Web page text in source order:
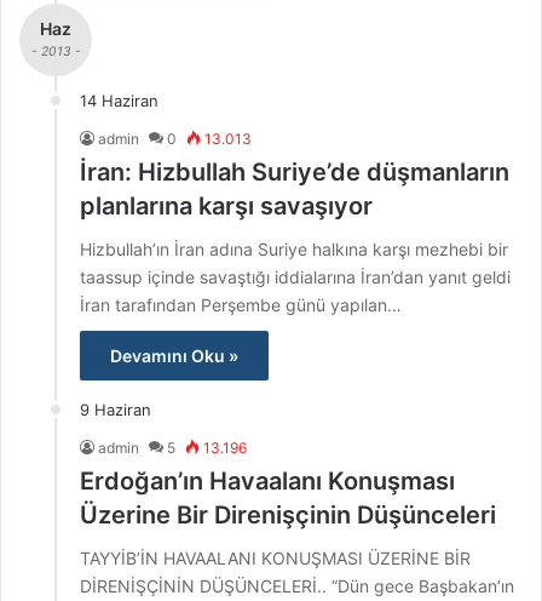
Haz
- 2013 -
14 Haziran
admin 0 13.013
İran: Hizbullah Suriye’de düşmanların
planlarına karşı savaşıyor
Hizbullah’ın İran adına Suriye halkına karşı mezhebi bir
taassup içinde savaştığı iddialarına İran’dan yanıt geldi
İran tarafından Perşembe günü yapılan…
Devamını Oku »
9 Haziran
admin 5 13.196
Erdoğan’ın Havaalanı Konuşması
Üzerine Bir Direnişçinin Düşünceleri
TAYYİB’İN HAVAALANI KONUŞMASI ÜZERİNE BİR
DİRENİŞÇİNİN DÜŞÜNCELERİ.. “Dün gece Başbakan’ın